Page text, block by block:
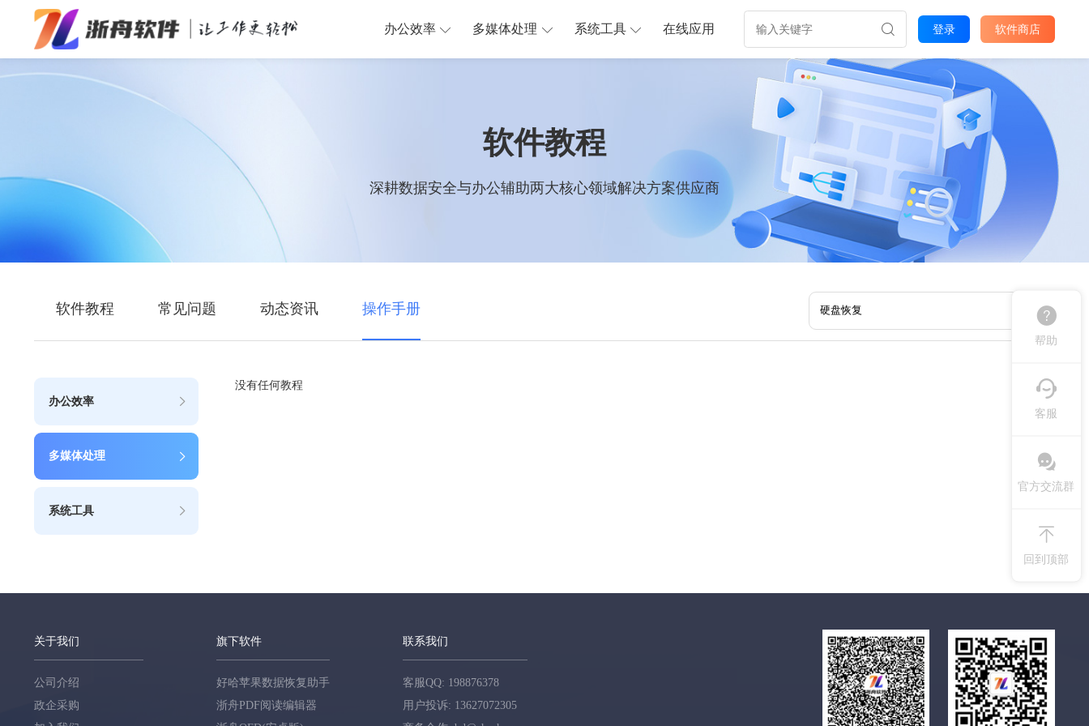
办公效率
办公效率 多媒体处理 系统工具 在线应用 登录 软件商店
软件教程
深耕数据安全与办公辅助两大核心领域解决方案供应商
软件教程 常见问题 动态资讯 操作手册
办公效率
多媒体处理
系统工具
没有任何教程
关于我们
公司介绍
政企采购
旗下软件
好哈苹果数据恢复助手
浙舟PDF阅读编辑器
联系我们
客服QQ: 198876378
用户投诉: 13627072305
帮助
客服
官方交流群
回到顶部